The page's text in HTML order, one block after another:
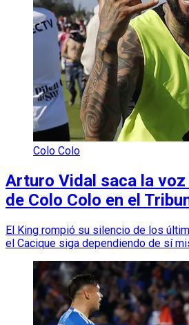
Colo Colo
Arturo Vidal saca la
de Colo Colo en el
El King rompió su silencio de los
el Cacique siga dependiendo de sí